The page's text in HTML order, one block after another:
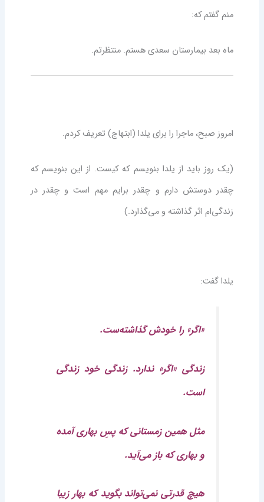
منم گفتم که:
ماه بعد بیمارستان سعدی هستم. منتظرتم.
امروز صبح، ماجرا را برای یلدا (ابتهاج) تعریف کردم.
(یک روز باید از یلدا بنویسم که کیست. از این بنویسم که
چقدر دوستش دارم و چقدر برایم مهم است و چقدر در
زندگی‌ام اثر گذاشته و می‌گذارد.)
یلدا گفت:
«اگر» را خودش گذاشته‌ست.
زندگی «اگر» ندارد. زندگی خود زندگی
است.
مثل همین زمستانی که پسِ بهاری آمده
و بهاری که باز می‌آید.
هیچ قدرتی نمی‌تواند بگوید که بهار زیبا